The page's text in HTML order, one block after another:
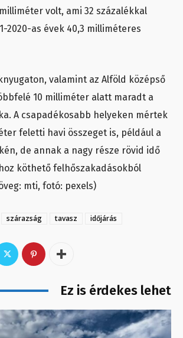
volt, ami 32 százalékkal
2020-as évek 40,3 milliméteres
valamint az Alföld középső
10 milliméter alatt maradt a
A csapadékosabb helyeken mértek
feletti havi összeget is, például a
de annak a nagy része rövid idő
köthető felhőszakadásokból
mti, fotó: pexels)
szárazság tavasz időjárás
Ez is érdekes lehet